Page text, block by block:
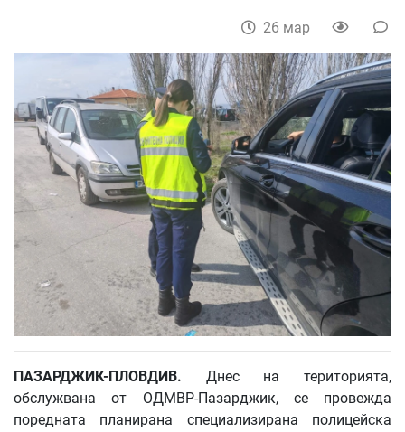
26 мар
ПАЗАРДЖИК-ПЛОВДИВ. Днес на територията,
обслужвана от ОДМВР-Пазарджик, се провежда
поредната планирана специализирана полицейска